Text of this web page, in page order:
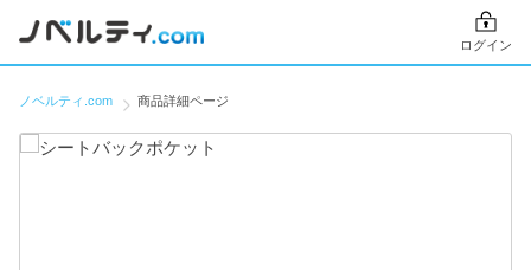
ログイン
ノベルティ.com 商品詳細ページ